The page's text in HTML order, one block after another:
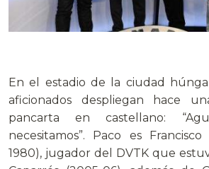
En el estadio de la ciudad
aficionados despliegan hace
pancarta en castellano:
necesitamos”. Paco es
1980), jugador del DVTK que